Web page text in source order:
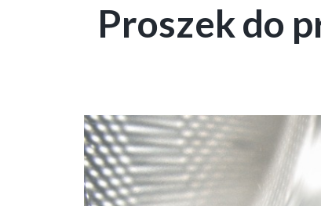
Proszek do